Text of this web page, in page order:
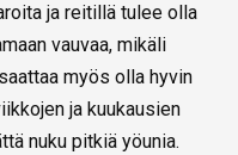
ja reitillä tulee olla
vauvaa, mikäli
myös olla hyvin
ja kuukausien
nuku pitkiä yöunia.